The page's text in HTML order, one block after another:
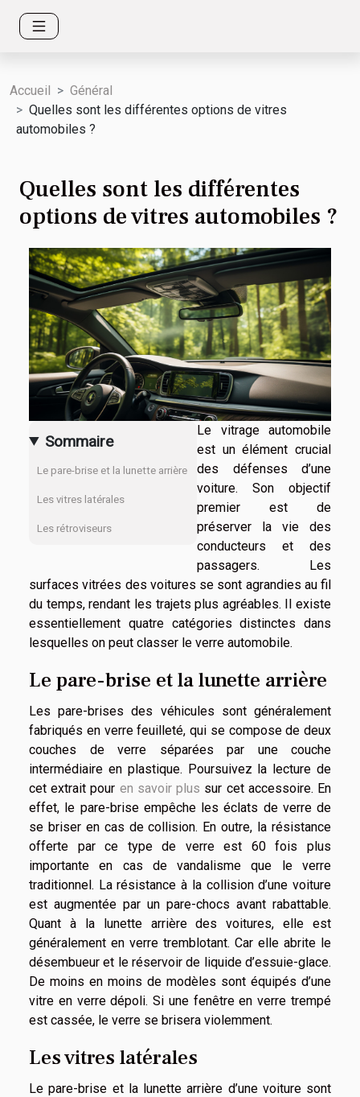
Accueil
Général
Quelles sont les différentes options de vitres
automobiles ?
Quelles sont les différentes
options de vitres automobiles ?
Sommaire
Le pare-brise et la lunette arrière
Les vitres latérales
Les rétroviseurs
Le vitrage automobile
est un élément crucial
des défenses d’une
voiture. Son objectif
premier est de
préserver la vie des
conducteurs et des
passagers. Les
surfaces vitrées des voitures se sont agrandies au fil
du temps, rendant les trajets plus agréables. Il existe
essentiellement quatre catégories distinctes dans
lesquelles on peut classer le verre automobile.
Le pare-brise et la lunette arrière
Les pare-brises des véhicules sont généralement
fabriqués en verre feuilleté, qui se compose de deux
couches de verre séparées par une couche
intermédiaire en plastique. Poursuivez la lecture de
cet extrait pour en savoir plus sur cet accessoire. En
effet, le pare-brise empêche les éclats de verre de
se briser en cas de collision. En outre, la résistance
offerte par ce type de verre est 60 fois plus
importante en cas de vandalisme que le verre
traditionnel. La résistance à la collision d’une voiture
est augmentée par un pare-chocs avant rabattable.
Quant à la lunette arrière des voitures, elle est
généralement en verre tremblotant. Car elle abrite le
désembueur et le réservoir de liquide d’essuie-glace.
De moins en moins de modèles sont équipés d’une
vitre en verre dépoli. Si une fenêtre en verre trempé
est cassée, le verre se brisera violemment.
Les vitres latérales
Le pare-brise et la lunette arrière d’une voiture sont